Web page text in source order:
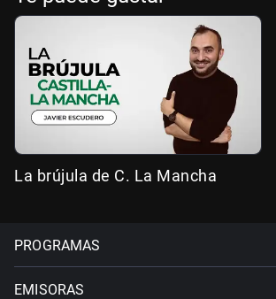
La brújula de C. La Mancha
PROGRAMAS
EMISORAS